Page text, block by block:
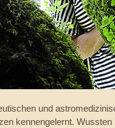
und
kennengelernt.